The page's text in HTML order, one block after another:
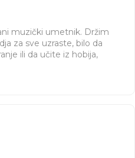
muzički umetnik. Držim
za sve uzraste, bilo da
ili da učite iz hobija,